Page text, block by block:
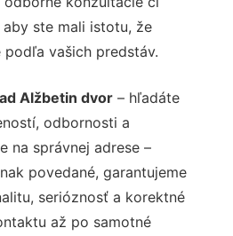
ste mali istotu, že
vašich predstáv.
Alžbetin dvor – hľadáte
odbornosti a
na správnej adrese –
povedané, garantujeme
serióznosť a korektné
až po samotné